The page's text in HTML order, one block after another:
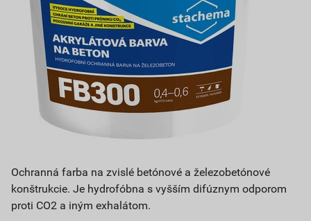
Ochranná farba na zvislé betónové a železobetónové
konštrukcie. Je hydrofóbna s vyšším difúznym odporom
proti CO2 a iným exhalátom.